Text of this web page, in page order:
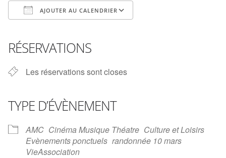
AJOUTER AU CALENDRIER
RÉSERVATIONS
Les réservations sont closes
TYPE D’ÉVÈNEMENT
AMC Cinéma Musique Théatre Culture et Loisirs
Evènements ponctuels randonnée 10 mars
VieAssociation